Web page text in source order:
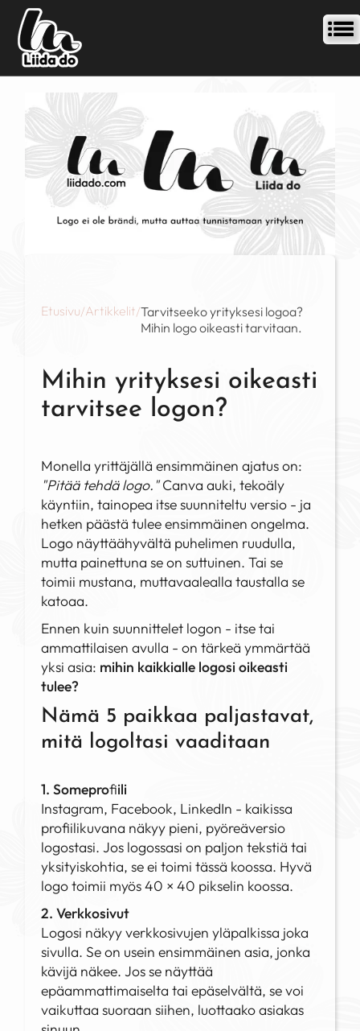
Etusivu/Artikkelit/Tarvitseeko yrityksesi logoa?
Mihin logo oikeasti tarvitaan.
Mihin yrityksesi oikeasti
tarvitsee logon?
Monella yrittäjällä ensimmäinen ajatus on:
"Pitää tehdä logo."Canva auki, tekoäly
käyntiin, tainopea itse suunniteltu versio - ja
hetken päästä tulee ensimmäinen ongelma.
Logo näyttäähyvältä puhelimen ruudulla,
mutta painettuna se on suttuinen. Tai se
toimii mustana, muttavaalealla taustalla se
katoaa.
Ennen kuin suunnittelet logon - itse tai
ammattilaisen avulla - on tärkeä ymmärtää
yksi asia: mihin kaikkialle logosi oikeasti
tulee?
Nämä 5 paikkaa paljastavat,
mitä logoltasi vaaditaan
1. Someprofiili
Instagram, Facebook, LinkedIn - kaikissa
profiilikuvana näkyy pieni, pyöreäversio
logostasi. Jos logossasi on paljon tekstiä tai
yksityiskohtia, se ei toimi tässä koossa. Hyvä
logo toimii myös 40 × 40 pikselin koossa.
2. Verkkosivut
Logosi näkyy verkkosivujen yläpalkissa joka
sivulla. Se on usein ensimmäinen asia, jonka
kävijä näkee. Jos se näyttää
epäammattimaiselta tai epäselvältä, se voi
vaikuttaa suoraan siihen, luottaako asiakas